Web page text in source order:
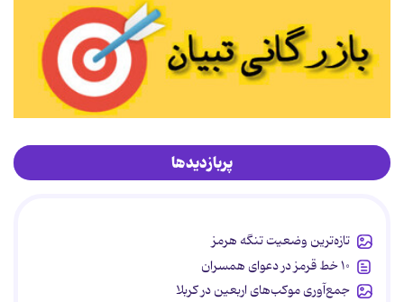
پربازدیدها
تازه‌ترین وضعیت تنگه هرمز
۱۰ خط قرمز در دعوای همسران
جمع‌آوری موکب‌های اربعین در کربلا